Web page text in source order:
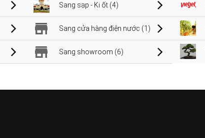
Sang sạp - Ki ốt (4)
Sang cửa hàng điện nước (1)
Sang showroom (6)